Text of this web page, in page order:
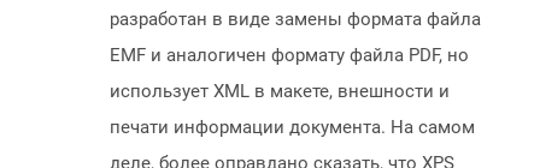
разработан в виде замены формата файла
EMF и аналогичен формату файла PDF, но
использует XML в макете, внешности и
печати информации документа. На самом
деле, более оправдано сказать, что XPS